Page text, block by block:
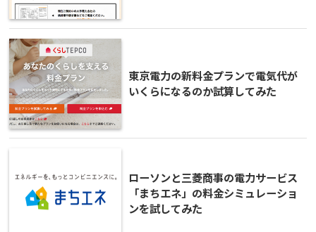
東京電力の新料金プランで電気代が
いくらになるのか試算してみた
ローソンと三菱商事の電力サービス
「まちエネ」の料金シミュレーショ
ンを試してみた